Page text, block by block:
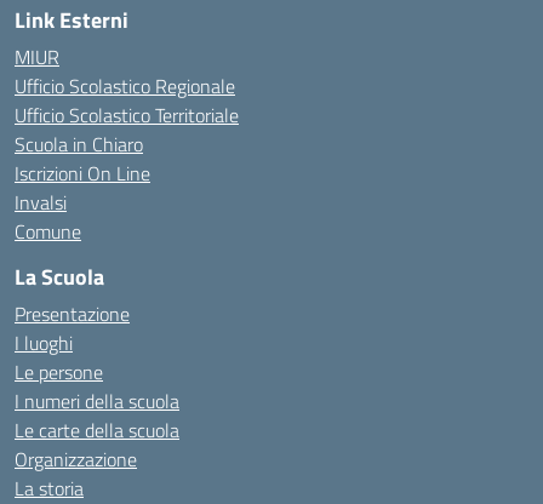
Link Esterni
MIUR
Ufficio Scolastico Regionale
Ufficio Scolastico Territoriale
Scuola in Chiaro
Iscrizioni On Line
Invalsi
Comune
La Scuola
Presentazione
I luoghi
Le persone
I numeri della scuola
Le carte della scuola
Organizzazione
La storia